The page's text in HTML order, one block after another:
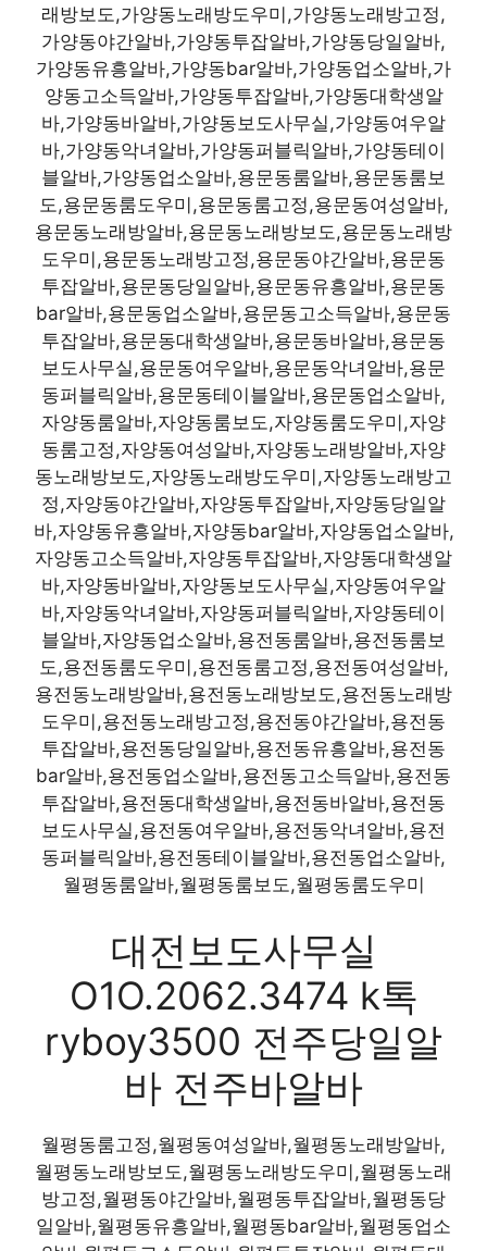
래방보도,가양동노래방도우미,가양동노래방고정,
가양동야간알바,가양동투잡알바,가양동당일알바,
가양동유흥알바,가양동bar알바,가양동업소알바,가
양동고소득알바,가양동투잡알바,가양동대학생알
바,가양동바알바,가양동보도사무실,가양동여우알
바,가양동악녀알바,가양동퍼블릭알바,가양동테이
블알바,가양동업소알바,용문동룸알바,용문동룸보
도,용문동룸도우미,용문동룸고정,용문동여성알바,
용문동노래방알바,용문동노래방보도,용문동노래방
도우미,용문동노래방고정,용문동야간알바,용문동
투잡알바,용문동당일알바,용문동유흥알바,용문동
bar알바,용문동업소알바,용문동고소득알바,용문동
투잡알바,용문동대학생알바,용문동바알바,용문동
보도사무실,용문동여우알바,용문동악녀알바,용문
동퍼블릭알바,용문동테이블알바,용문동업소알바,
자양동룸알바,자양동룸보도,자양동룸도우미,자양
동룸고정,자양동여성알바,자양동노래방알바,자양
동노래방보도,자양동노래방도우미,자양동노래방고
정,자양동야간알바,자양동투잡알바,자양동당일알
바,자양동유흥알바,자양동bar알바,자양동업소알바,
자양동고소득알바,자양동투잡알바,자양동대학생알
바,자양동바알바,자양동보도사무실,자양동여우알
바,자양동악녀알바,자양동퍼블릭알바,자양동테이
블알바,자양동업소알바,용전동룸알바,용전동룸보
도,용전동룸도우미,용전동룸고정,용전동여성알바,
용전동노래방알바,용전동노래방보도,용전동노래방
도우미,용전동노래방고정,용전동야간알바,용전동
투잡알바,용전동당일알바,용전동유흥알바,용전동
bar알바,용전동업소알바,용전동고소득알바,용전동
투잡알바,용전동대학생알바,용전동바알바,용전동
보도사무실,용전동여우알바,용전동악녀알바,용전
동퍼블릭알바,용전동테이블알바,용전동업소알바,
월평동룸알바,월평동룸보도,월평동룸도우미
대전보도사무실
O1O.2062.3474 k톡
ryboy3500 전주당일알
바 전주바알바
월평동룸고정,월평동여성알바,월평동노래방알바,
월평동노래방보도,월평동노래방도우미,월평동노래
방고정,월평동야간알바,월평동투잡알바,월평동당
일알바,월평동유흥알바,월평동bar알바,월평동업소